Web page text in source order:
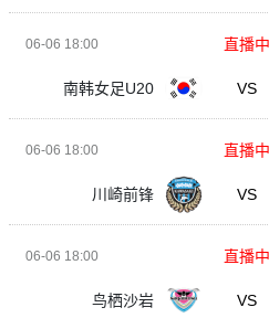
06-06 18:00
南韩女足U20 VS
直播中
06-06 18:00
川崎前锋 VS
直播中
06-06 18:00
鸟栖沙岩 VS
直播中